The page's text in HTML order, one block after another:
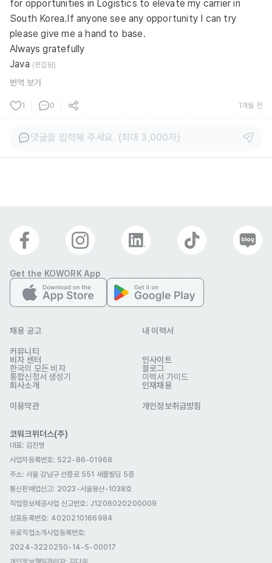
for opportunities in Logistics to elevate my carrier in
South Korea.If anyone see any opportunity I can try
please give me a hand to base.
Always gratefully
Java (편집됨)
번역 보기
1 0 1개월 전
댓글을 입력해 주세요. (최대 3,000자)
Get the KOWORK App
채용 공고 내 이력서
커뮤니티
비자 센터
한국의 모든 비자
통합신청서 생성기
인사이트
블로그
이력서 가이드
회사소개
인재채용
이용약관 개인정보취급방침
코워크위더스(주)
대표: 김진영
사업자등록번호: 522-86-01968
주소: 서울 강남구 선릉로 551 새롬빌딩 5층
통신판매업신고: 2023-서울용산-1038호
직업정보제공사업 신고번호: J1206020200009
상표등록번호: 4020210166984
유료직업소개사업등록번호:
2024-3220250-14-5-00017